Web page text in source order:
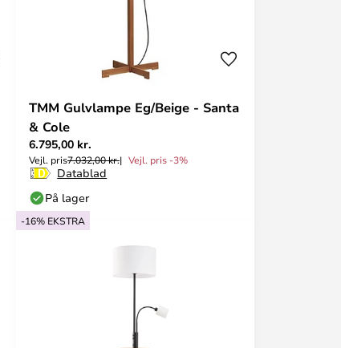
TMM Gulvlampe Eg/Beige - Santa
& Cole
6.795,00 kr.
Vejl. pris7.032,00 kr. Vejl. pris -3%
Datablad
På lager
-16% EKSTRA